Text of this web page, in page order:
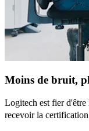
Moins de bruit,
Logitech est fier d'être
recevoir la